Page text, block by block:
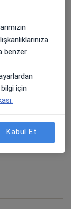
Füzyon)
benzer
için
Kabul Et